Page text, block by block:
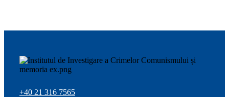
+40 21 316 7565